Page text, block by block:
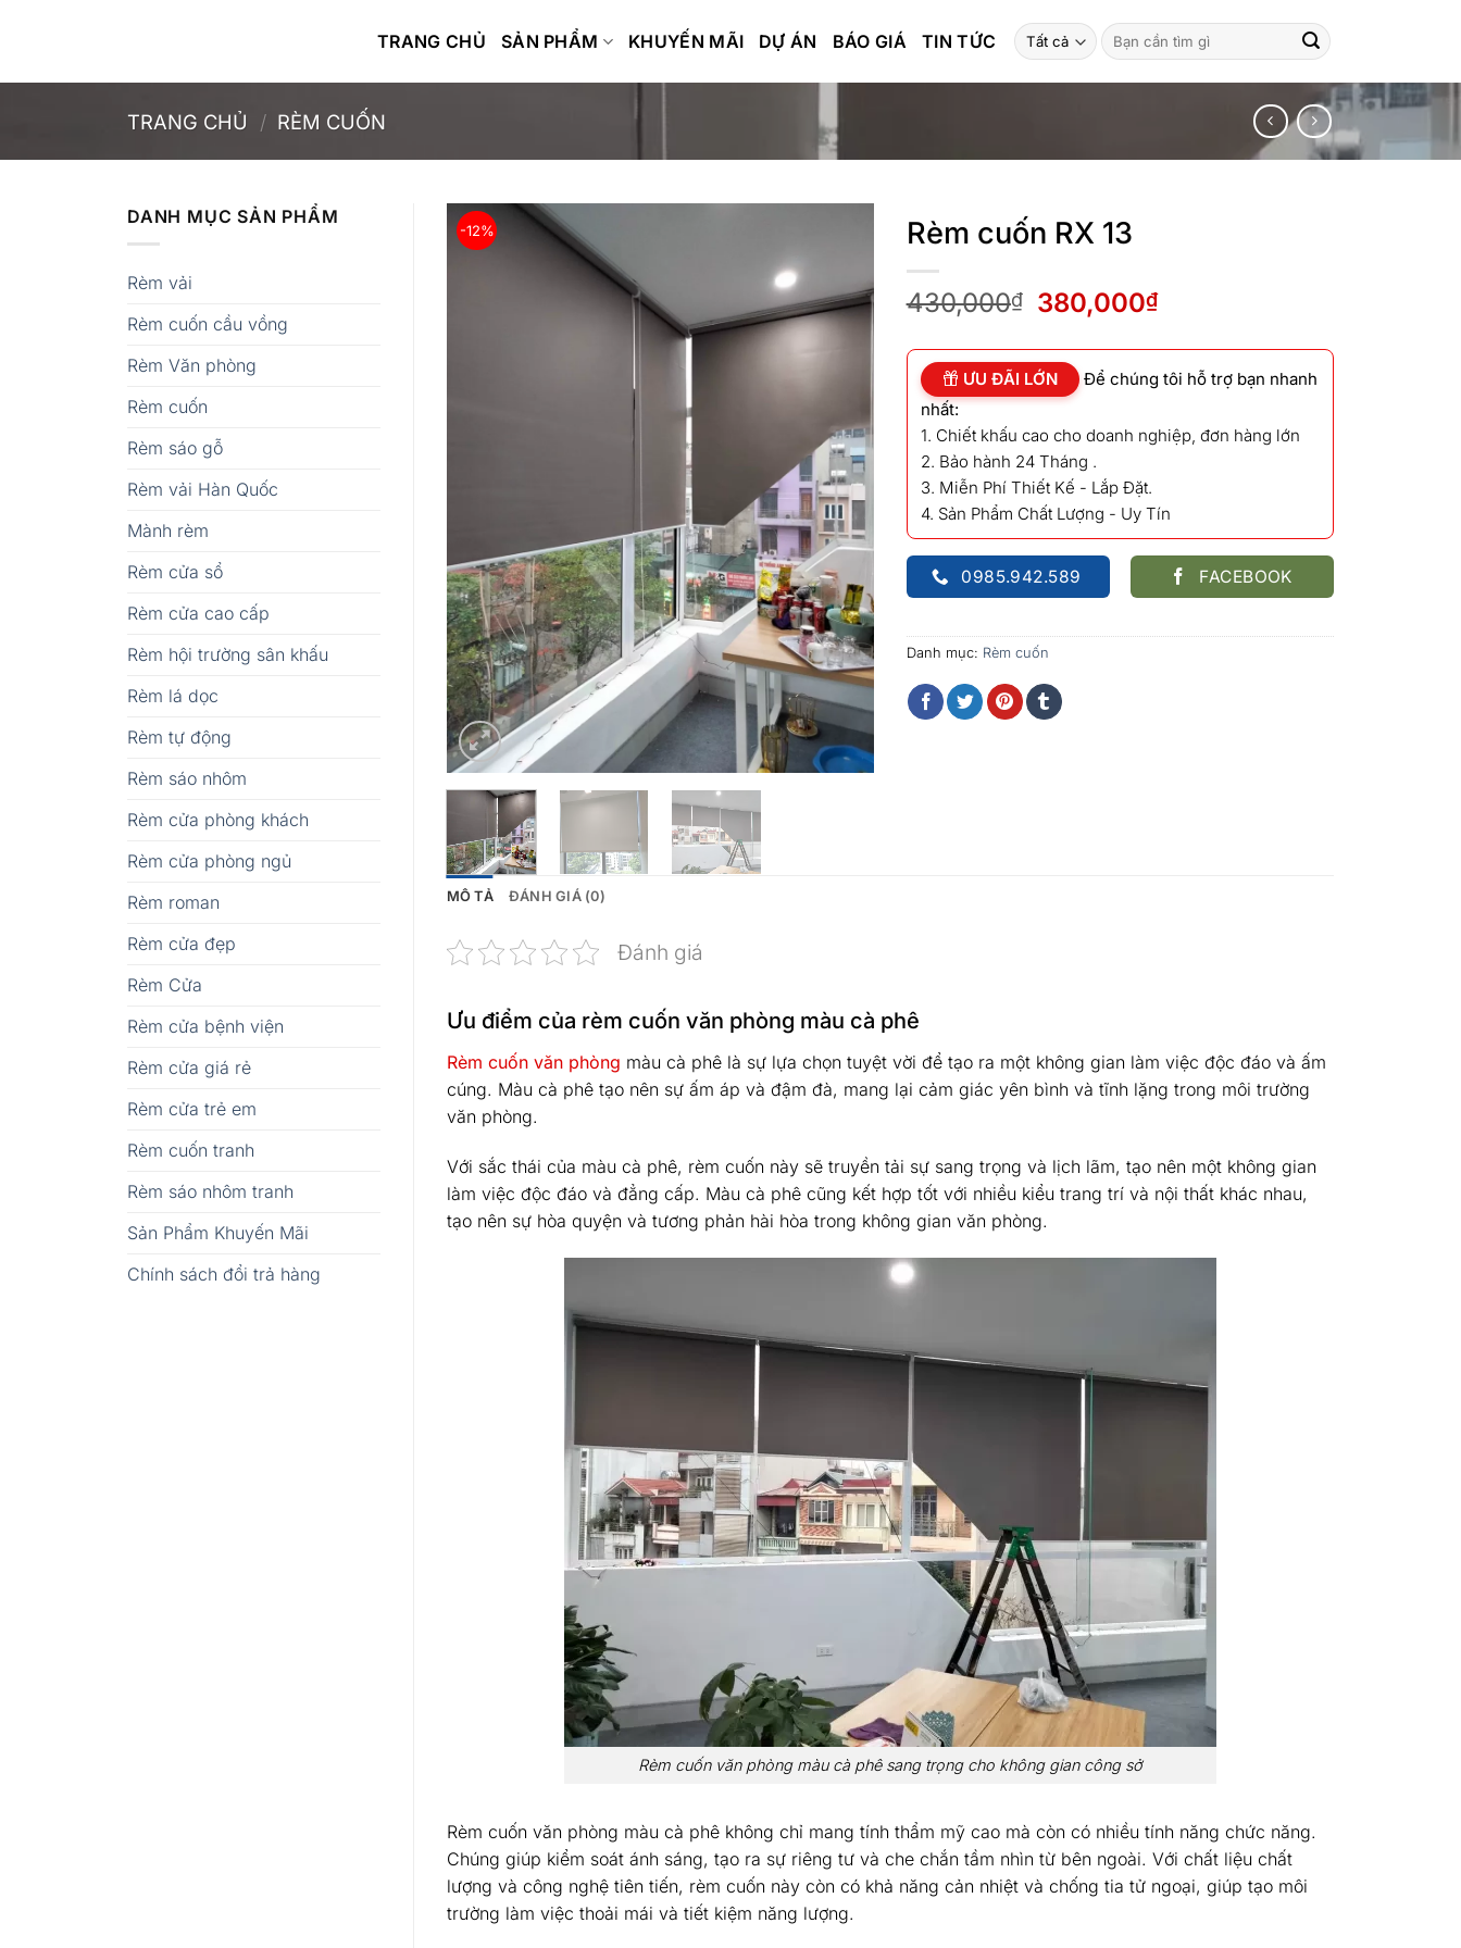
TRANG CHỦ SẢN PHẨM KHUYẾN MÃI DỰ ÁN BÁO GIÁ TIN TỨC
Tìm
kiếm:
TRANG CHỦ / RÈM CUỐN
DANH MỤC SẢN PHẨM
Rèm vải
Rèm cuốn cầu vồng
Rèm Văn phòng
Rèm cuốn
Rèm sáo gỗ
Rèm vải Hàn Quốc
Mành rèm
Rèm cửa sổ
Rèm cửa cao cấp
Rèm hội trường sân khấu
Rèm lá dọc
Rèm tự động
Rèm sáo nhôm
Rèm cửa phòng khách
Rèm cửa phòng ngủ
Rèm roman
Rèm cửa đẹp
Rèm Cửa
Rèm cửa bệnh viện
Rèm cửa giá rẻ
Rèm cửa trẻ em
Rèm cuốn tranh
Rèm sáo nhôm tranh
Sản Phẩm Khuyến Mãi
Chính sách đổi trả hàng
-12% Rèm cuốn RX 13
430,000₫
Giá
là:
430,000₫.
380,000₫Giá
tại
là:
ƯU ĐÃI LỚN
Để chúng tôi hỗ trợ bạn nhanh
nhất:
1. Chiết khấu cao cho doanh nghiệp, đơn hàng lớn
2. Bảo hành 24 Tháng .
3. Miễn Phí Thiết Kế - Lắp Đặt.
4. Sản Phẩm Chất Lượng - Uy Tín
0985.942.589 FACEBOOK
Danh mục: Rèm cuốn
MÔ TẢ ĐÁNH GIÁ (0)
Đánh giá
Ưu điểm của rèm cuốn văn phòng màu cà phê
Rèm cuốn văn phòng màu cà phê là sự lựa chọn tuyệt vời để tạo ra một không gian làm việc độc đáo và ấm
cúng. Màu cà phê tạo nên sự ấm áp và đậm đà, mang lại cảm giác yên bình và tĩnh lặng trong môi trường
văn phòng.
Với sắc thái của màu cà phê, rèm cuốn này sẽ truyền tải sự sang trọng và lịch lãm, tạo nên một không gian
làm việc độc đáo và đẳng cấp. Màu cà phê cũng kết hợp tốt với nhiều kiểu trang trí và nội thất khác nhau,
tạo nên sự hòa quyện và tương phản hài hòa trong không gian văn phòng.
Rèm cuốn văn phòng màu cà phê sang trọng cho không gian công sở
Rèm cuốn văn phòng màu cà phê không chỉ mang tính thẩm mỹ cao mà còn có nhiều tính năng chức năng.
Chúng giúp kiểm soát ánh sáng, tạo ra sự riêng tư và che chắn tầm nhìn từ bên ngoài. Với chất liệu chất
lượng và công nghệ tiên tiến, rèm cuốn này còn có khả năng cản nhiệt và chống tia tử ngoại, giúp tạo môi
trường làm việc thoải mái và tiết kiệm năng lượng.